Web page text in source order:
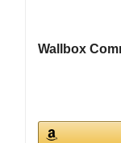
Wallbox